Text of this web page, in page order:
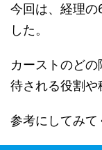
今回は、経理の
した。
カーストのど
待される役割や
参考にしてみて